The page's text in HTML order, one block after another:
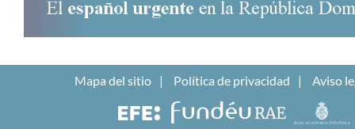
Mapa del sitio Política de privacidad Aviso